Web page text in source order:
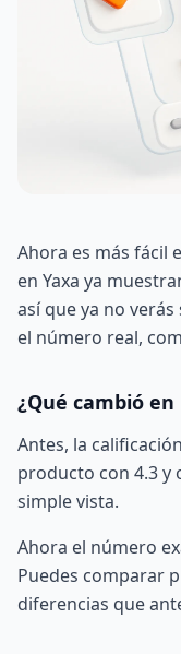
Ahora es más fácil
en Yaxa ya
así que ya no
el número real,
¿Qué cambió
Antes, la
producto con 4.3 y
simple vista.
Ahora el número
Puedes comparar
diferencias que